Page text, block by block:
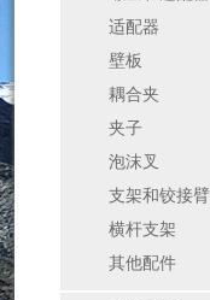
适配器
壁板
耦合夹
夹子
泡沫叉
支架和铰接臂
横杆支架
其他配件